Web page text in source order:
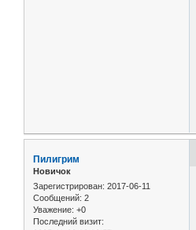
Пилигрим
Новичок
Зарегистрирован: 2017-06-11
Сообщений: 2
Уважение: +0
Последний визит: